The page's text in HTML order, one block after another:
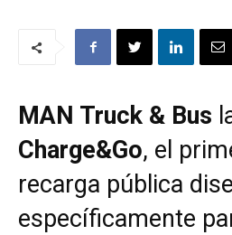
MAN Truck & Bus
Charge&Go, el
recarga pública
específicamente